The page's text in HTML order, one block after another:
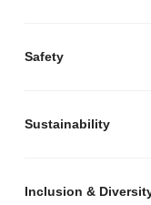
Safety
Sustainability
Inclusion &